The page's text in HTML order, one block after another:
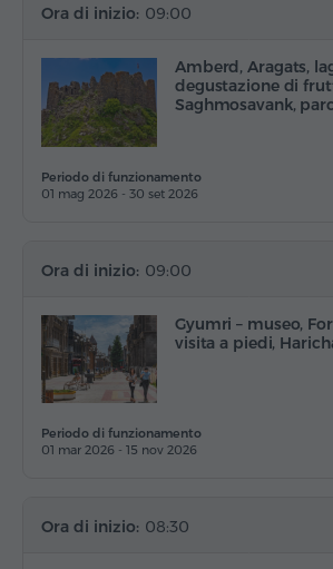
Amberd, Aragats,
degustazione di
Saghmosavank,
Ora di inizio: 09:00
Periodo di funzionamento
01 mag 2026 - 30 set 2026
Gyumri – museo,
visita a piedi,
Ora di inizio: 09:00
Periodo di funzionamento
01 mar 2026 - 15 nov 2026
Ora di inizio: 08:30